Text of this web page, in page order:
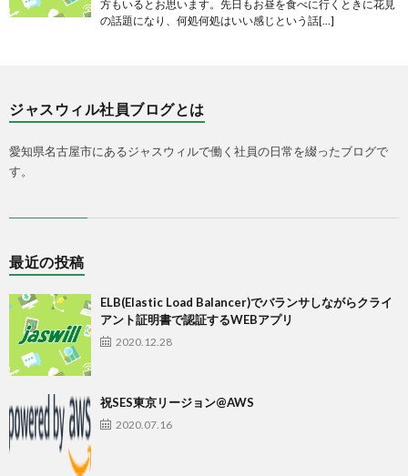
方もいるとお思います。先日もお昼を食べに行くときに花見
の話題になり、何処何処はいい感じという話[…]
ジャスウィル社員ブログとは
愛知県名古屋市にあるジャスウィルで働く社員の日常を綴ったブログで
す。
最近の投稿
ELB(Elastic Load Balancer)でバランサしながらクライ
アント証明書で認証するWEBアプリ
2020.12.28
祝SES東京リージョン@AWS
2020.07.16